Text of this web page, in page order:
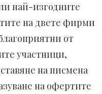
най-изгодните
на двете фирми
от
участници,
на писмена
на офертите